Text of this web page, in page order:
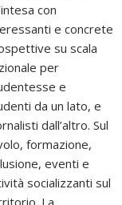
con
e concrete
su scala
per
e
da un lato, e
dall’altro. Sul
formazione,
eventi e
socializzanti sul
La